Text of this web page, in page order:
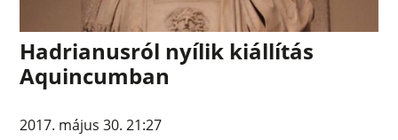
Hadrianusról nyílik kiállítás
Aquincumban
2017. május 30. 21:27